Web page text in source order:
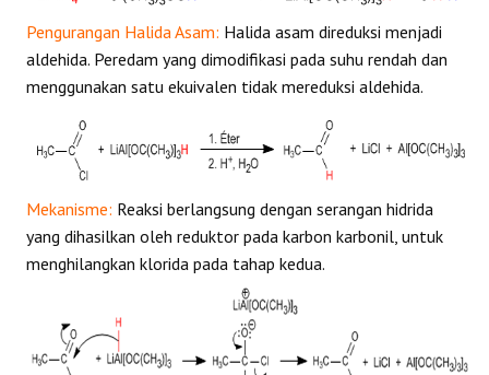
Pengurangan Halida Asam: Halida asam direduksi menjadi
aldehida. Peredam yang dimodifikasi pada suhu rendah dan
menggunakan satu ekuivalen tidak mereduksi aldehida.
Mekanisme: Reaksi berlangsung dengan serangan hidrida
yang dihasilkan oleh reduktor pada karbon karbonil, untuk
menghilangkan klorida pada tahap kedua.